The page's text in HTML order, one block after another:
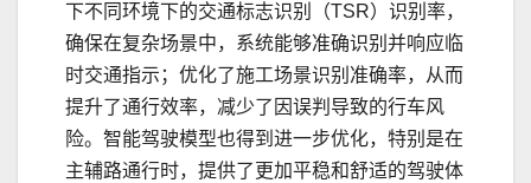
下不同环境下的交通标志识别（TSR）识别率，
确保在复杂场景中，系统能够准确识别并响应临
时交通指示；优化了施工场景识别准确率，从而
提升了通行效率，减少了因误判导致的行车风
险。智能驾驶模型也得到进一步优化，特别是在
主辅路通行时，提供了更加平稳和舒适的驾驶体